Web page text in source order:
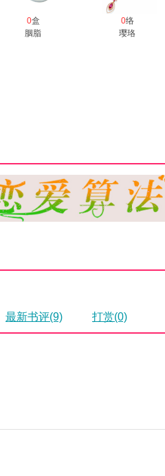
0盒
胭脂
0络
璎珞
最新书评(9) 打赏(0)